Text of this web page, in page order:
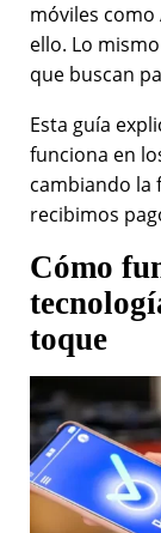
móviles como
ello. Lo
que buscan
Esta guía
funciona en
cambiando la
recibimos
Cómo
toque